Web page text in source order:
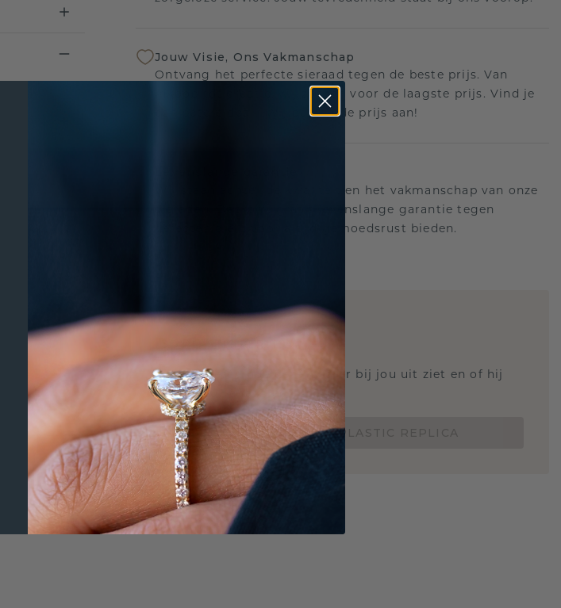
Jouw Visie, Ons Vakmanschap
Ontvang het perfecte sieraad tegen de beste prijs. Van
inkoop tot creatie, wij zorgen voor de laagste prijs. Vind je
een betere deal? Wij passen de prijs aan!
Wij staan achter de kwaliteit en het vakmanschap van onze
sieraden. Daarom: gratis levenslange garantie tegen
defecten die u voor altijd gemoedsrust bieden.
UNIEK!
3D PLASTIC REPLICA
Wil jij weten hoe deze ring er bij jou uit ziet en of hij
past? Nu vanaf slechts €15,-
BESTEL EEN 3D PLASTIC REPLICA